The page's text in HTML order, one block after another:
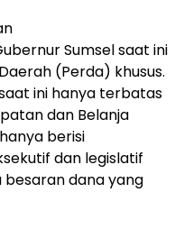
Sumsel saat ini
(Perda) khusus.
ini hanya terbatas
dan Belanja
berisi
dan legislatif
dana yang